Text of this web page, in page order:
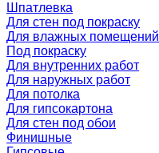
Шпатлевка
Для стен под покраску
Для влажных помещений
Под покраску
Для внутренних работ
Для наружных работ
Для потолка
Для гипсокартона
Для стен под обои
Финишные